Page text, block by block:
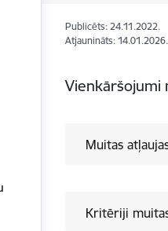
Publicēts: 24.11.2022.
Atjaunināts: 14.01.2026.
Vienkāršojumi
​Muitas
Kritēriji